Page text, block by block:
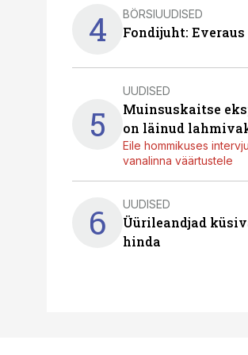
4 BÖRSIUUDISED
Fondijuht:
5
UUDISED
Muinsuskaitse
on läinud
Eile hommikuses
vanalinna väärtustele
6 UUDISED
Üürileandjad
hinda